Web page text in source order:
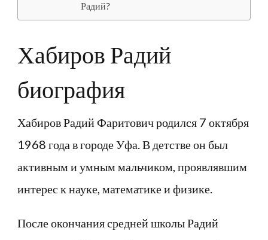
Радий?
Хабиров Радий
биография
Хабиров Радий Фаритович родился 7 октября
1968 года в городе Уфа. В детстве он был
активным и умным мальчиком, проявлявшим
интерес к науке, математике и физике.
После окончания средней школы Радий